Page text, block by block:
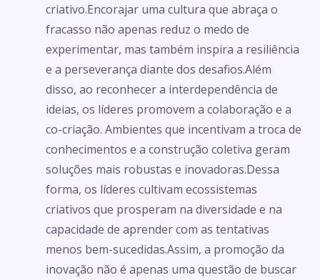
criativo.Encorajar uma cultura que abraça o
fracasso não apenas reduz o medo de
experimentar, mas também inspira a resiliência
e a perseverança diante dos desafios.Além
disso, ao reconhecer a interdependência de
ideias, os líderes promovem a colaboração e a
co-criação. Ambientes que incentivam a troca de
conhecimentos e a construção coletiva geram
soluções mais robustas e inovadoras.Dessa
forma, os líderes cultivam ecossistemas
criativos que prosperam na diversidade e na
capacidade de aprender com as tentativas
menos bem-sucedidas.Assim, a promoção da
inovação não é apenas uma questão de buscar